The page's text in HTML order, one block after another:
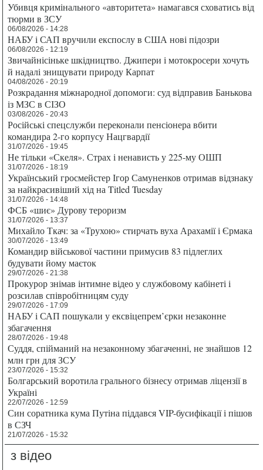
Убивця кримінального «авторитета» намагався сховатись від
тюрми в ЗСУ
06/08/2026 - 14:28
НАБУ і САП вручили експослу в США нові підозри
06/08/2026 - 12:19
Звичайнісіньке шкідництво. Джипери і мотокросери хочуть
й надалі знищувати природу Карпат
04/08/2026 - 20:19
Розкрадання міжнародної допомоги: суд відправив Банькова
із МЗС в СІЗО
03/08/2026 - 20:43
Російські спецслужби переконали пенсіонера вбити
командира 2-го корпусу Нацгвардії
31/07/2026 - 19:45
Не тільки «Скеля». Страх і ненависть у 225-му ОШП
31/07/2026 - 18:19
Український гросмейстер Ігор Самуненков отримав відзнаку
за найкрасивіший хід на Titled Tuesday
31/07/2026 - 14:48
ФСБ «шиє» Дурову тероризм
31/07/2026 - 13:37
Михайло Ткач: за «Трухою» стирчать вуха Арахамії і Єрмака
30/07/2026 - 13:49
Командир військової частини примусив 83 підлеглих
будувати йому маєток
29/07/2026 - 21:38
Прокурор знімав інтимне відео у службовому кабінеті і
розсилав співробітницям суду
29/07/2026 - 17:09
НАБУ і САП пошукали у ексвіцепрем’єрки незаконне
збагачення
28/07/2026 - 19:48
Суддя, спійманий на незаконному збагаченні, не знайшов 12
млн грн для ЗСУ
23/07/2026 - 15:32
Болгарський воротила грального бізнесу отримав ліцензії в
Україні
22/07/2026 - 12:59
Син соратника кума Путіна піддався VIP-бусифікації і пішов
в СЗЧ
21/07/2026 - 15:32
з відео